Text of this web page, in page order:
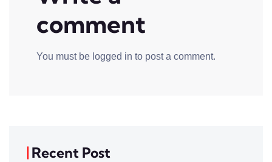
comment
You must be logged in to post a comment.
Recent Post